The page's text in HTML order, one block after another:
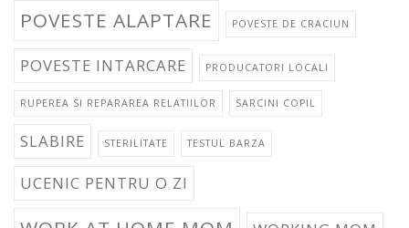
POVESTE ALAPTARE POVESTE DE CRACIUN
POVESTE INTARCARE PRODUCATORI LOCALI
RUPEREA SI REPARAREA RELATIILOR SARCINI COPIL
SLABIRE STERILITATE TESTUL BARZA
UCENIC PENTRU O ZI